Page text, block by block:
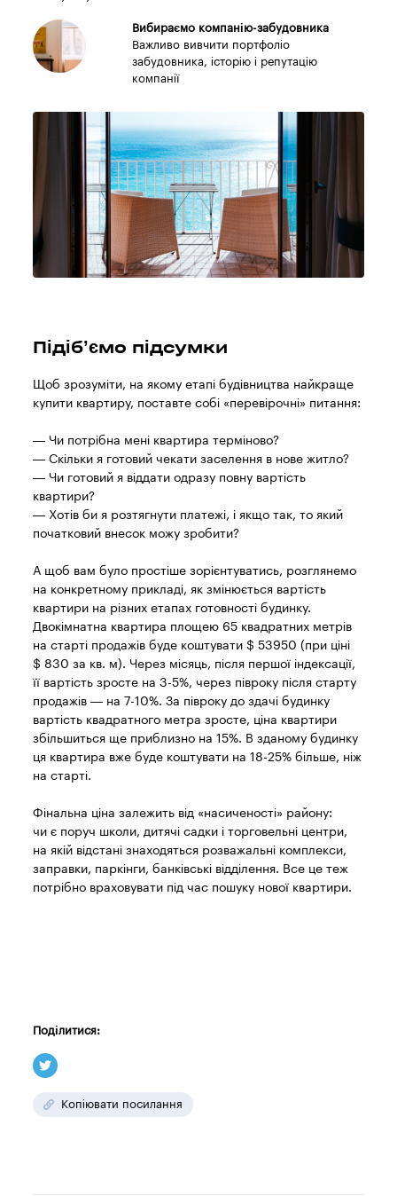
Вибираємо компанію-забудовника
Важливо вивчити портфоліо
забудовника, історію і репутацію
компанії
Підіб’ємо підсумки
Щоб зрозуміти, на якому етапі будівництва найкраще
купити квартиру, поставте собі «перевірочні» питання:
— Чи потрібна мені квартира терміново?
— Скільки я готовий чекати заселення в нове житло?
— Чи готовий я віддати одразу повну вартість
квартири?
— Хотів би я розтягнути платежі, і якщо так, то який
початковий внесок можу зробити?
А щоб вам було простіше зорієнтуватись, розглянемо
на конкретному прикладі, як змінюється вартість
квартири на різних етапах готовності будинку.
Двокімнатна квартира площею 65 квадратних метрів
на старті продажів буде коштувати $ 53950 (при ціні
$ 830 за кв. м). Через місяць, після першої індексації,
її вартість зросте на 3-5%, через півроку після старту
продажів — на 7-10%. За півроку до здачі будинку
вартість квадратного метра зросте, ціна квартири
збільшиться ще приблизно на 15%. В зданому будинку
ця квартира вже буде коштувати на 18-25% більше, ніж
на старті.
Фінальна ціна залежить від «насиченості» району:
чи є поруч школи, дитячі садки і торговельні центри,
на якій відстані знаходяться розважальні комплекси,
заправки, паркінги, банківські відділення. Все це теж
потрібно враховувати під час пошуку нової квартири.
Поділитися:
Копіювати посилання